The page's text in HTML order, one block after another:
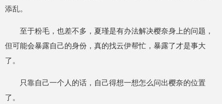
添乱。
至于粉毛，也差不多，夏瑾是有办法解决樱奈身上的问题，
但可能会暴露自己的身份，真的找云伊帮忙，暴露了才是事大
了。
只靠自己一个人的话，自己得想一想怎么问出樱奈的位置
了。